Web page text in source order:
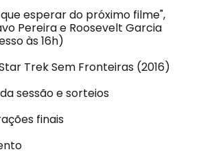
que esperar do próximo filme",
Pereira e Roosevelt Garcia
às 16h)
Trek Sem Fronteiras (2016)
sessão e sorteios
finais